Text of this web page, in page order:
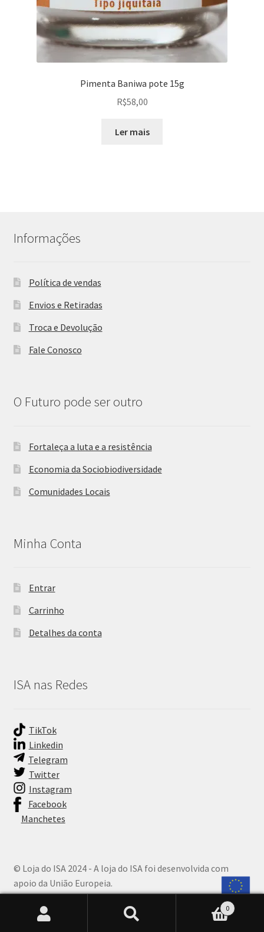
Pimenta Baniwa pote 15g
R$58,00
Ler mais
Informações
Política de vendas
Envios e Retiradas
Troca e Devolução
Fale Conosco
O Futuro pode ser outro
Fortaleça a luta e a resistência
Economia da Sociobiodiversidade
Comunidades Locais
Minha Conta
Entrar
Carrinho
Detalhes da conta
ISA nas Redes
TikTok
Linkedin
Telegram
Twitter
Instagram
Facebook
Manchetes
© Loja do ISA 2024 - A loja do ISA foi desenvolvida com
apoio da União Europeia.
Pesquisar
Pesquisar
0